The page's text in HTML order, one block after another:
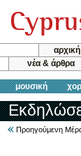
νέα & άρθρα
μουσική
Προηγούμενη